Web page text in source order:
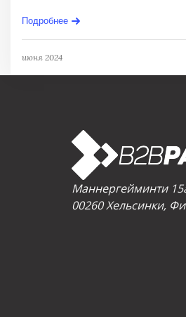
Подробнее
июня 2024
Маннергейминти
00260 Хельсинки,